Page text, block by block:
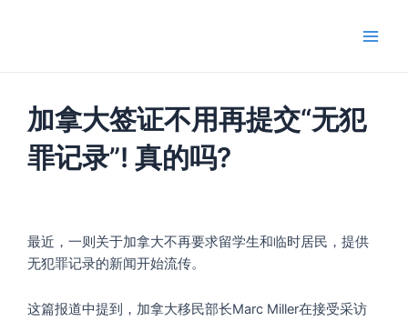
加拿大签证不用再提交“无犯
罪记录”! 真的吗?
最近，一则关于加拿大不再要求留学生和临时居民，提供
无犯罪记录的新闻开始流传。
这篇报道中提到，加拿大移民部长Marc Miller在接受采访